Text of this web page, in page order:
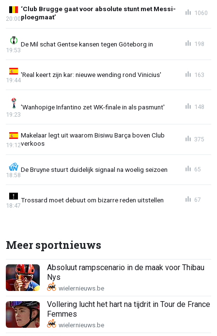
‘Club Brugge gaat voor absolute stunt met Messi-
ploegmaat’
20:00
1060
De Mil schat Gentse kansen tegen Göteborg in
19:53
198
'Real keert zijn kar: nieuwe wending rond Vinicius'
19:44
163
'Wanhopige Infantino zet WK-finale in als pasmunt'
19:23
148
Makelaar legt uit waarom Bisiwu Barça boven Club
verkoos
19:12
375
De Bruyne stuurt duidelijk signaal na woelig seizoen
18:58
65
Trossard moet debuut om bizarre reden uitstellen
18:47
67
Meer sportnieuws
Absoluut rampscenario in de maak voor Thibau
Nys
Vollering lucht het hart na tijdrit in Tour de France
Femmes